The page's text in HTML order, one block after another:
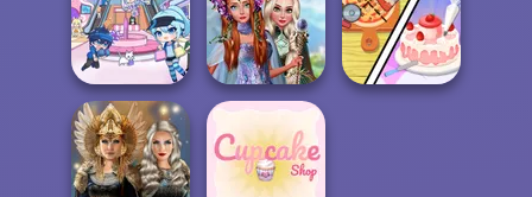
Lulus Fashion
World
DIY Phone Case
Shop
Dress up Azalea
5
Gacha Life 3
Princesses
Fantasy
Makeover